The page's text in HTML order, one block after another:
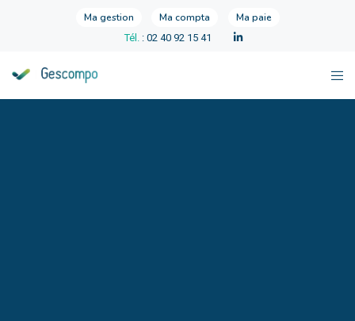
Ma gestion Ma compta Ma paie
Tél. : 02 40 92 15 41